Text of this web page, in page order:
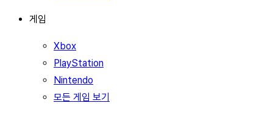
게임
Xbox
PlayStation
Nintendo
모든 게임 보기